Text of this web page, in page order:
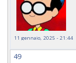
11 gennaio, 2025 - 21:44
49